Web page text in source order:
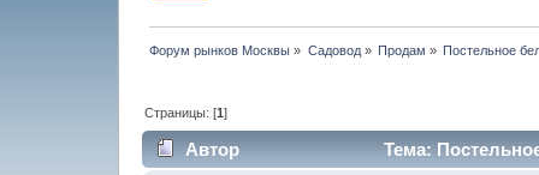
Форум рынков Москвы » Садовод» Продам » Постельное
Страницы: [1]
Автор
Тема: